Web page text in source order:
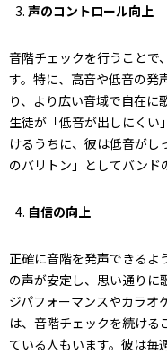
声のコントロール向上
音階チェックを行うことで
す。特に、高音や低音の発
り、より広い音域で自在に
生徒が「低音が出しにくい
けるうちに、彼は低音がし
のバリトン」としてバンド
自信の向上
正確に音階を発声できるよ
の声が安定し、思い通りに
ジパフォーマンスやカラオ
は、音階チェックを続ける
ている人もいます。彼は毎